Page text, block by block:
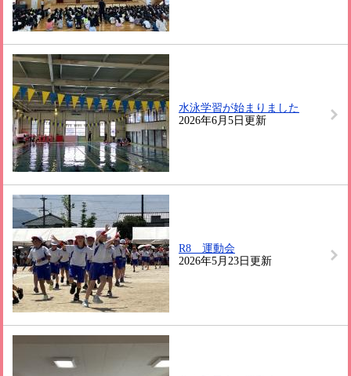
水泳学習が始まりました
2026年6月5日更新
R8 運動会
2026年5月23日更新